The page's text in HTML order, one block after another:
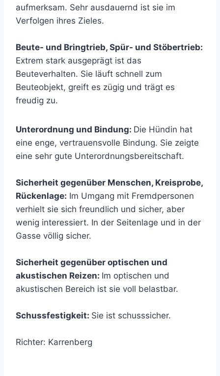
aufmerksam. Sehr ausdauernd ist sie im
Verfolgen ihres Zieles.
Beute- und Bringtrieb, Spür- und Stöbertrieb:
Extrem stark ausgeprägt ist das
Beuteverhalten. Sie läuft schnell zum
Beuteobjekt, greift es zügig und trägt es
freudig zu.
Unterordnung und Bindung: Die Hündin hat
eine enge, vertrauensvolle Bindung. Sie zeigte
eine sehr gute Unterordnungsbereitschaft.
Sicherheit gegenüber Menschen, Kreisprobe,
Rückenlage: Im Umgang mit Fremdpersonen
verhielt sie sich freundlich und sicher, aber
wenig interessiert. In der Seitenlage und in der
Gasse völlig sicher.
Sicherheit gegenüber optischen und
akustischen Reizen: Im optischen und
akustischen Bereich ist sie voll belastbar.
Schussfestigkeit: Sie ist schusssicher.
Richter: Karrenberg